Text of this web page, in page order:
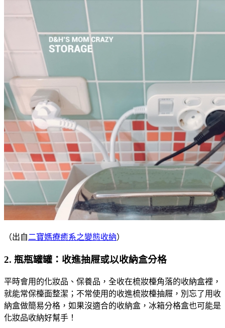
（出自二寶媽療癒系之變態收納）
2. 瓶瓶罐罐：收進抽屜或以收納盒分格
平時會用的化妝品、保養品，全收在梳妝檯角落的收納盒裡，
就能常保檯面整潔；不常使用的收進梳妝檯抽屜，別忘了用收
納盒做簡易分格，如果沒適合的收納盒，冰箱分格盒也可能是
化妝品收納好幫手！